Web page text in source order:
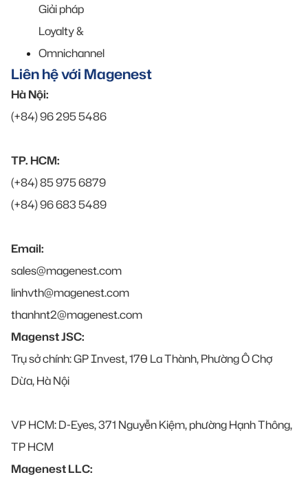
Giải pháp
Loyalty &
Omnichannel
Liên hệ với Magenest
Hà Nội:
(+84) 96 295 5486
TP. HCM:
(+84) 85 975 6879
(+84) 96 683 5489
Email:
sales@magenest.com
linhvth@magenest.com
thanhnt2@magenest.com
Magenst JSC:
Trụ sở chính: GP Invest, 170 La Thành, Phường Ô Chợ
Dừa, Hà Nội
VP HCM: D-Eyes, 371 Nguyễn Kiệm, phường Hạnh Thông,
TP HCM
Magenest LLC: